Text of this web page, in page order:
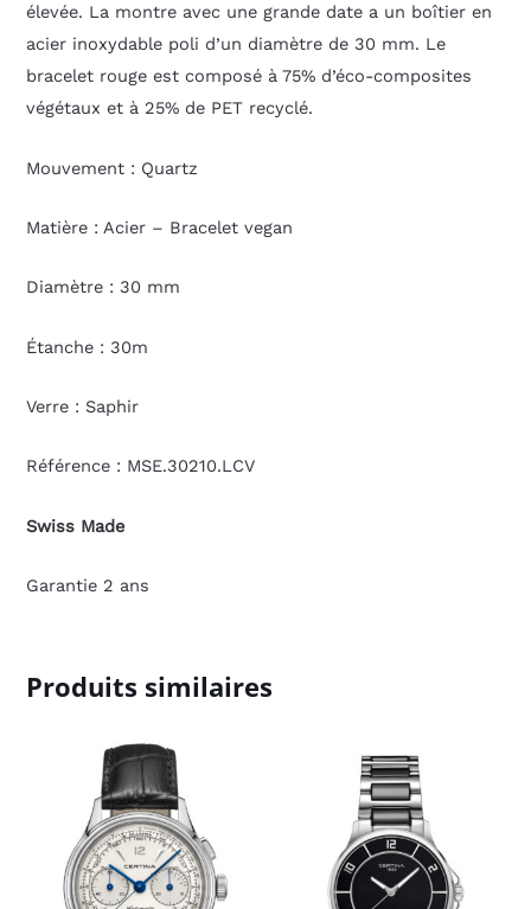
élevée. La montre avec une grande date a un boîtier en
acier inoxydable poli d’un diamètre de 30 mm. Le
bracelet rouge est composé à 75% d’éco-composites
végétaux et à 25% de PET recyclé.
Mouvement : Quartz
Matière : Acier – Bracelet vegan
Diamètre : 30 mm
Étanche : 30m
Verre : Saphir
Référence : MSE.30210.LCV
Swiss Made
Garantie 2 ans
Produits similaires